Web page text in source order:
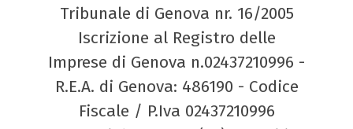
Tribunale di Genova nr. 16/2005
Iscrizione al Registro delle
Imprese di Genova n.02437210996 -
R.E.A. di Genova: 486190 - Codice
Fiscale / P.Iva 02437210996